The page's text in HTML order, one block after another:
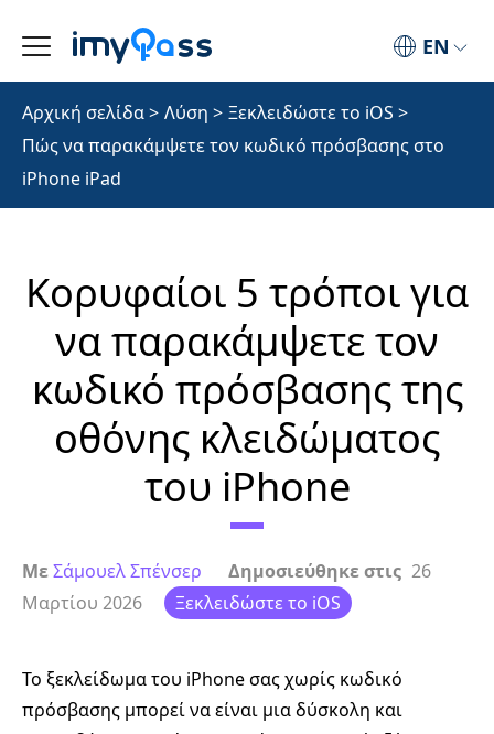
EN
Αρχική σελίδα> Λύση > Ξεκλειδώστε το iOS >
Πώς να παρακάμψετε τον κωδικό πρόσβασης στο
iPhone iPad
Κορυφαίοι 5 τρόποι για
να παρακάμψετε τον
κωδικό πρόσβασης της
οθόνης κλειδώματος
του iPhone
ΜεΣάμουελ Σπένσερ Δημοσιεύθηκε στις 26
Μαρτίου 2026
Ξεκλειδώστε το iOS
Το ξεκλείδωμα του iPhone σας χωρίς κωδικό
πρόσβασης μπορεί να είναι μια δύσκολη και